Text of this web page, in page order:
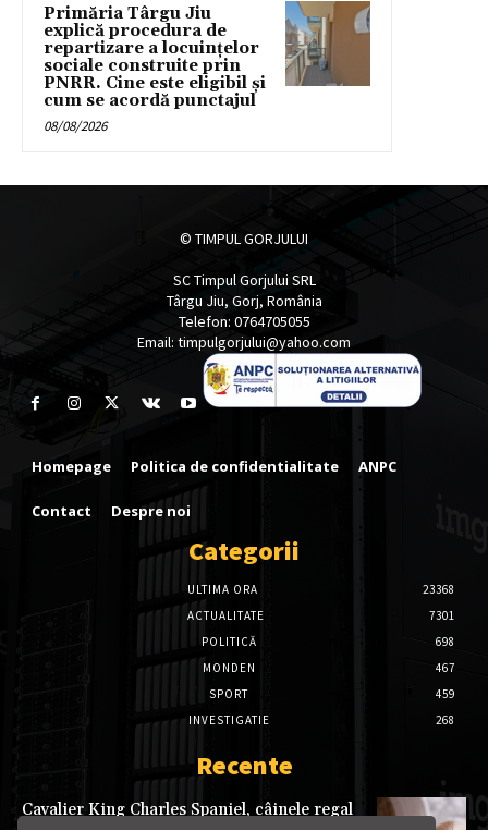
Primăria Târgu Jiu
explică procedura de
repartizare a locuințelor
sociale construite prin
PNRR. Cine este eligibil și
cum se acordă punctajul
08/08/2026
© TIMPUL GORJULUI
SC Timpul Gorjului SRL
Târgu Jiu, Gorj, România
Telefon: 0764705055
Email: timpulgorjului@yahoo.com
Homepage Politica de confidentialitate ANPC
Contact Despre noi
Categorii
ULTIMA ORA
23368
ACTUALITATE
7301
POLITICĂ
698
MONDEN
467
SPORT
459
INVESTIGATIE
268
Recente
Cavalier King Charles Spaniel, câinele regal